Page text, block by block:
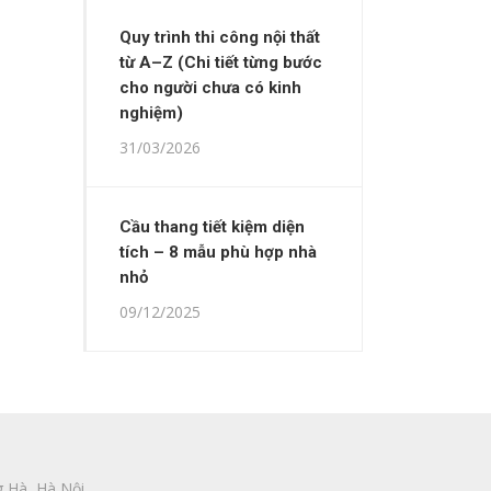
Quy trình thi công nội thất
từ A–Z (Chi tiết từng bước
cho người chưa có kinh
nghiệm)
31/03/2026
Cầu thang tiết kiệm diện
tích – 8 mẫu phù hợp nhà
nhỏ
09/12/2025